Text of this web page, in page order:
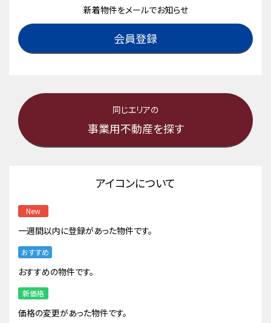
新着物件をメールでお知らせ
会員登録
同じエリアの
事業用不動産を探す
アイコンについて
New
一週間以内に登録があった物件です。
おすすめ
おすすめの物件です。
新価格
価格の変更があった物件です。